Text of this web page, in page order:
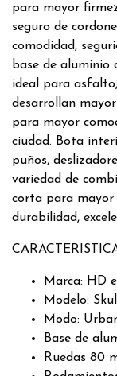
para mayor
seguro de
comodidad,
base de aluminio
ideal para
desarrollan
para mayor
ciudad. Bota
puños,
variedad de
corta para mayor
durabilidad,
Marca: HD
Modelo:
Modo:
Base de
Ruedas 80